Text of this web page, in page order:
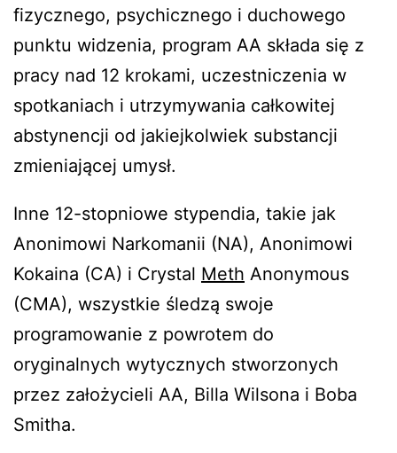
fizycznego, psychicznego i duchowego
punktu widzenia, program AA składa się z
pracy nad 12 krokami, uczestniczenia w
spotkaniach i utrzymywania całkowitej
abstynencji od jakiejkolwiek substancji
zmieniającej umysł.
Inne 12-stopniowe stypendia, takie jak
Anonimowi Narkomanii (NA), Anonimowi
Kokaina (CA) i Crystal Meth Anonymous
(CMA), wszystkie śledzą swoje
programowanie z powrotem do
oryginalnych wytycznych stworzonych
przez założycieli AA, Billa Wilsona i Boba
Smitha.